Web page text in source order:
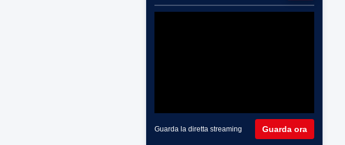
Guarda la diretta streaming Guarda ora